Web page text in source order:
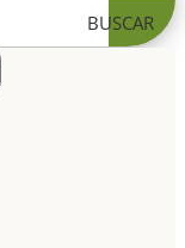
BUSCAR